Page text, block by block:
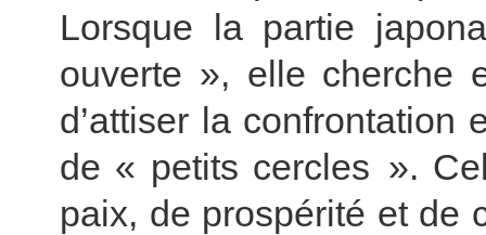
Lorsque la partie
ouverte », elle cherche
d’attiser la
de « petits cercles ».
paix, de prospérité et de